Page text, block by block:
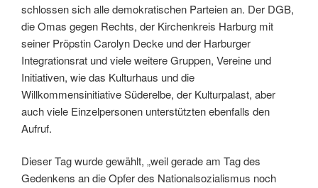
schlossen sich alle demokratischen Parteien an. Der DGB,
die Omas gegen Rechts, der Kirchenkreis Harburg mit
seiner Pröpstin Carolyn Decke und der Harburger
Integrationsrat und viele weitere Gruppen, Vereine und
Initiativen, wie das Kulturhaus und die
Willkommensinitiative Süderelbe, der Kulturpalast, aber
auch viele Einzelpersonen unterstützten ebenfalls den
Aufruf.
Dieser Tag wurde gewählt, „weil gerade am Tag des
Gedenkens an die Opfer des Nationalsozialismus noch